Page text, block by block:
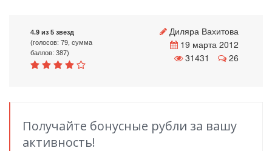
4.9 из 5 звезд
(голосов: 79, сумма
баллов: 387)
Диляра Вахитова
19 марта 2012
31431
26
Получайте бонусные рубли за вашу
активность!